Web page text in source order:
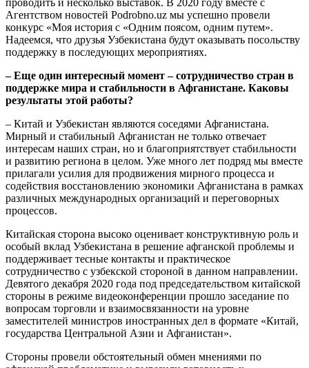
Агентством новостей Podrobno.uz мы успешно провели
конкурс «Моя история с «Одним поясом, одним путем».
Надеемся, что друзья Узбекистана будут оказывать посольству
поддержку в последующих мероприятиях.
– Еще один интересный момент – сотрудничество стран в
поддержке мира и стабильности в Афганистане. Каковы
результаты этой работы?
– Китай и Узбекистан являются соседями Афганистана.
Мирный и стабильный Афганистан не только отвечает
интересам наших стран, но и благоприятствует стабильности
и развитию региона в целом. Уже много лет подряд мы вместе
прилагали усилия для продвижения мирного процесса и
содействия восстановлению экономики Афганистана в рамках
различных международных организаций и переговорных
процессов.
Китайская сторона высоко оценивает конструктивную роль и
особый вклад Узбекистана в решение афганской проблемы и
поддерживает тесные контакты и практическое
сотрудничество с узбекской стороной в данном направлении.
Девятого декабря 2020 года под председательством китайской
стороны в режиме видеоконференции прошло заседание по
вопросам торговли и взаимосвязанности на уровне
заместителей министров иностранных дел в формате «Китай,
государства Центральной Азии и Афганистан».
Стороны провели обстоятельный обмен мнениями по